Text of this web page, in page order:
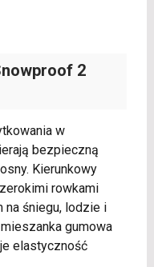
2
w
bezpieczną
Kierunkowy
rowkami
na śniegu, lodzie i
gumowa
elastyczność